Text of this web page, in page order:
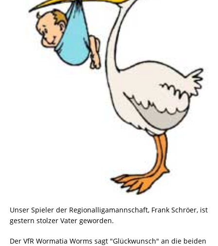
Unser Spieler der Regionalligamannschaft, Frank Schröer, ist
gestern stolzer Vater geworden.
Der VfR Wormatia Worms sagt "Glückwunsch" an die beiden